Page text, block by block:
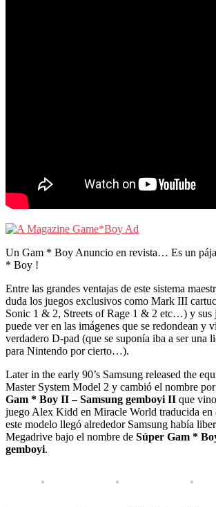
Un Gam * Boy Anuncio en revista… Es un
* Boy !
Entre las grandes ventajas de este sistema
duda los juegos exclusivos como Mark III
Sonic 1 & 2, Streets of Rage 1 & 2 etc…) y sus
puede ver en las imágenes que se redondean y
verdadero D-pad (que se suponía iba a ser una
para Nintendo por cierto…).
Later in the early 90’s Samsung released the
Master System Model 2 y cambió el nombre
Gam * Boy II – Samsung gemboyi II que
juego Alex Kidd en Miracle World traducida en
este modelo llegó alrededor Samsung había
Megadrive bajo el nombre de Súper Gam *
gemboyi.